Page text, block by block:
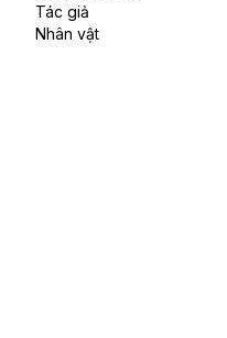
Tác giả
Nhân vật